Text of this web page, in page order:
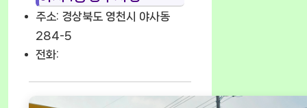
주소: 경상북도 영천시 야사동
284-5
전화: